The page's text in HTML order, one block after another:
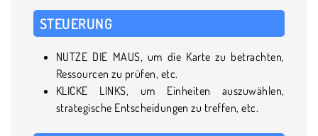
STEUERUNG
NUTZE DIE MAUS, um die Karte zu betrachten,
Ressourcen zu prüfen, etc.
KLICKE LINKS, um Einheiten auszuwählen,
strategische Entscheidungen zu treffen, etc.